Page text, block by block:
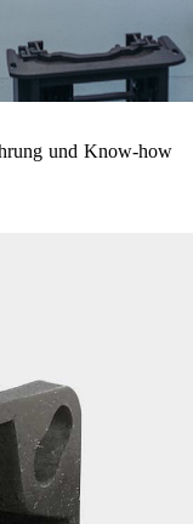
und Know-how